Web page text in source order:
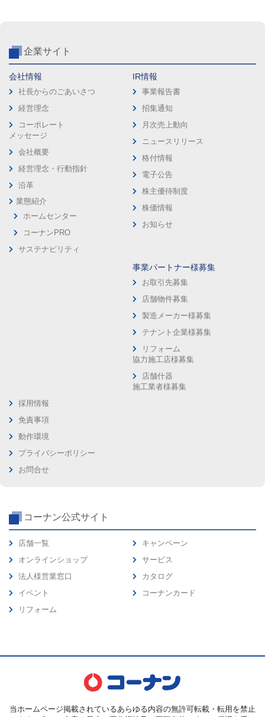
企業サイト
会社情報
社長からのごあいさつ
経営理念
コーポレート
メッセージ
会社概要
経営理念・行動指針
沿革
業態紹介
ホームセンター
コーナンPRO
サステナビリティ
IR情報
事業報告書
招集通知
月次売上動向
ニュースリリース
格付情報
電子公告
株主優待制度
株価情報
お知らせ
事業パートナー様募集
お取引先募集
店舗物件募集
製造メーカー様募集
テナント企業様募集
リフォーム
協力施工店様募集
店舗什器
施工業者様募集
採用情報
免責事項
動作環境
プライバシーポリシー
お問合せ
コーナン公式サイト
店舗一覧
オンラインショップ
法人様営業窓口
イベント
リフォーム
キャンペーン
サービス
カタログ
コーナンカード
当ホームページ掲載されているあらゆる内容の無許可転載・転用を禁止